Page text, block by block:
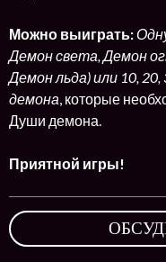
Можно выиграть:
Демон света, Демон
Демон льда) или 10,
демона, которые
Души демона.
Приятной игры!